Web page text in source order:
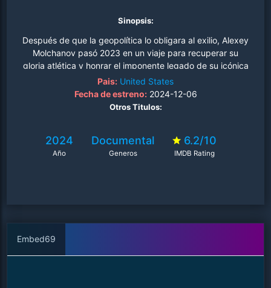
Sinopsis:
Después de que la geopolítica lo obligara al exilio, Alexey
Molchanov pasó 2023 en un viaje para recuperar su
gloria atlética y honrar el imponente legado de su icónica
madre al intentar la temporada más dominante en la
historia del mortal deporte de la apnea..
Pais: United States
Fecha de estreno:2024-12-06
Otros Titulos:
2024
Año
Documental
Generos
6.2/10
IMDB Rating
Embed69